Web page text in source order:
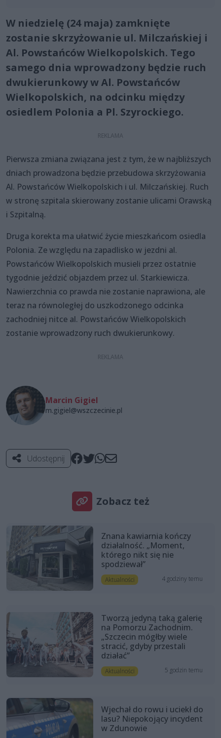
W niedzielę (24 maja) zamknięte
zostanie skrzyżowanie ul. Milczańskiej i
Al. Powstańców Wielkopolskich. Tego
samego dnia wprowadzony będzie ruch
dwukierunkowy w Al. Powstańców
Wielkopolskich, na odcinku między
osiedlem Polonia a Pl. Szyrockiego.
Pierwsza zmiana związana jest z tym, że w najbliższych
dniach prowadzona będzie przebudowa skrzyżowania
Al. Powstańców Wielkopolskich i ul. Milczańskiej. Ruch
w stronę szpitala skierowany zostanie ulicami Orawską
i Szpitalną.
Druga korekta ma ułatwić życie mieszkańcom osiedla
Polonia. Ze względu na zapadlisko w jezdni al.
Powstańców Wielkopolskich musieli przez ostatnie
tygodnie jeździć objazdem przez ul. Starkiewicza.
Nawierzchnia co prawda nie zostanie naprawiona, ale
teraz na równoległej do uszkodzonego odcinka
zachodniej nitce al. Powstańców Wielkopolskich
zostanie wprowadzony ruch dwukierunkowy.
Marcin Gigiel
m.gigiel@wszczecinie.pl
Udostępnij
Zobacz też
Znana kawiarnia kończy
działalność. „Moment,
którego nikt się nie
spodziewał”
Aktualności 4 godziny temu
Tworzą jedyną taką galerię
na Pomorzu Zachodnim.
„Szczecin mógłby wiele
stracić, gdyby przestali
działać”
Aktualności 5 godzin temu
Wjechał do rowu i uciekł do
lasu? Niepokojący incydent
w Zdunowie